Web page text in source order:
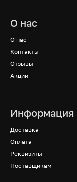
О нас
О нас
Контакты
Отзывы
Акции
Информация
Доставка
Оплата
Реквизиты
Поставщикам